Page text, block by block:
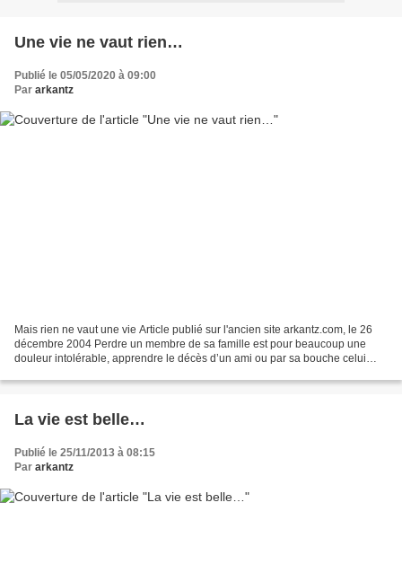
Une vie ne vaut rien…
Publié le 05/05/2020 à 09:00
Par arkantz
Mais rien ne vaut une vie Article publié sur l'ancien site arkantz.com, le 26
décembre 2004 Perdre un membre de sa famille est pour beaucoup une
douleur intolérable, apprendre le décès d’un ami ou par sa bouche celui
La vie est belle…
Publié le 25/11/2013 à 08:15
Par arkantz